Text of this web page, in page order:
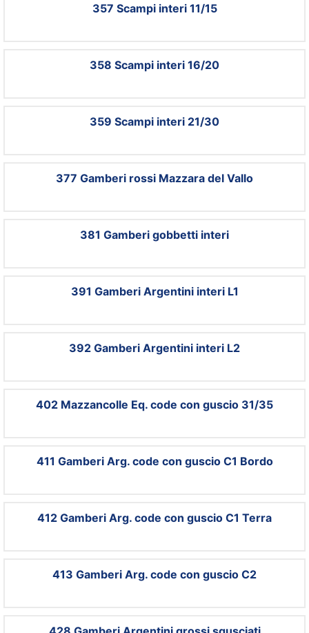
357 Scampi interi 11/15
358 Scampi interi 16/20
359 Scampi interi 21/30
377 Gamberi rossi Mazzara del Vallo
381 Gamberi gobbetti interi
391 Gamberi Argentini interi L1
392 Gamberi Argentini interi L2
402 Mazzancolle Eq. code con guscio 31/35
411 Gamberi Arg. code con guscio C1 Bordo
412 Gamberi Arg. code con guscio C1 Terra
413 Gamberi Arg. code con guscio C2